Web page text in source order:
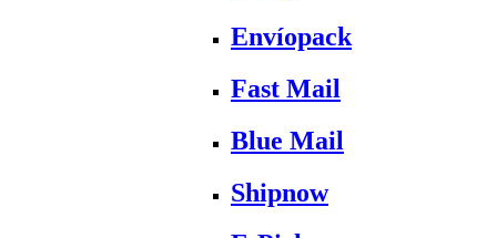
Envíopack
Fast Mail
Blue Mail
Shipnow